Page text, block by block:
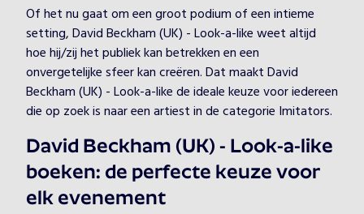
Of het nu gaat om een groot podium of een intieme
setting, David Beckham (UK) - Look-a-like weet altijd
hoe hij/zij het publiek kan betrekken en een
onvergetelijke sfeer kan creëren. Dat maakt David
Beckham (UK) - Look-a-like de ideale keuze voor iedereen
die op zoek is naar een artiest in de categorie Imitators.
David Beckham (UK) - Look-a-like
boeken: de perfecte keuze voor
elk evenement